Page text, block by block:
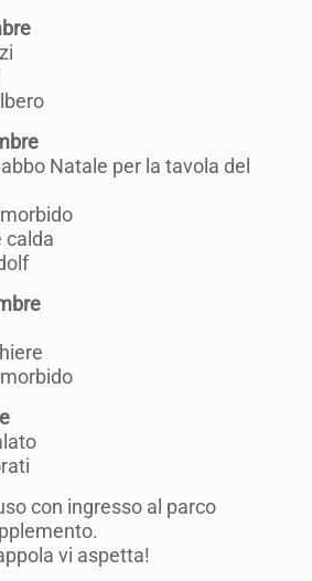
Natale per la tavola del
calda
con ingresso al parco
vi aspetta!